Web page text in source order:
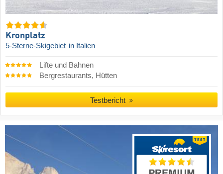
Kronplatz
5-Sterne-Skigebiet in Italien
Lifte und Bahnen
Bergrestaurants, Hütten
Testbericht